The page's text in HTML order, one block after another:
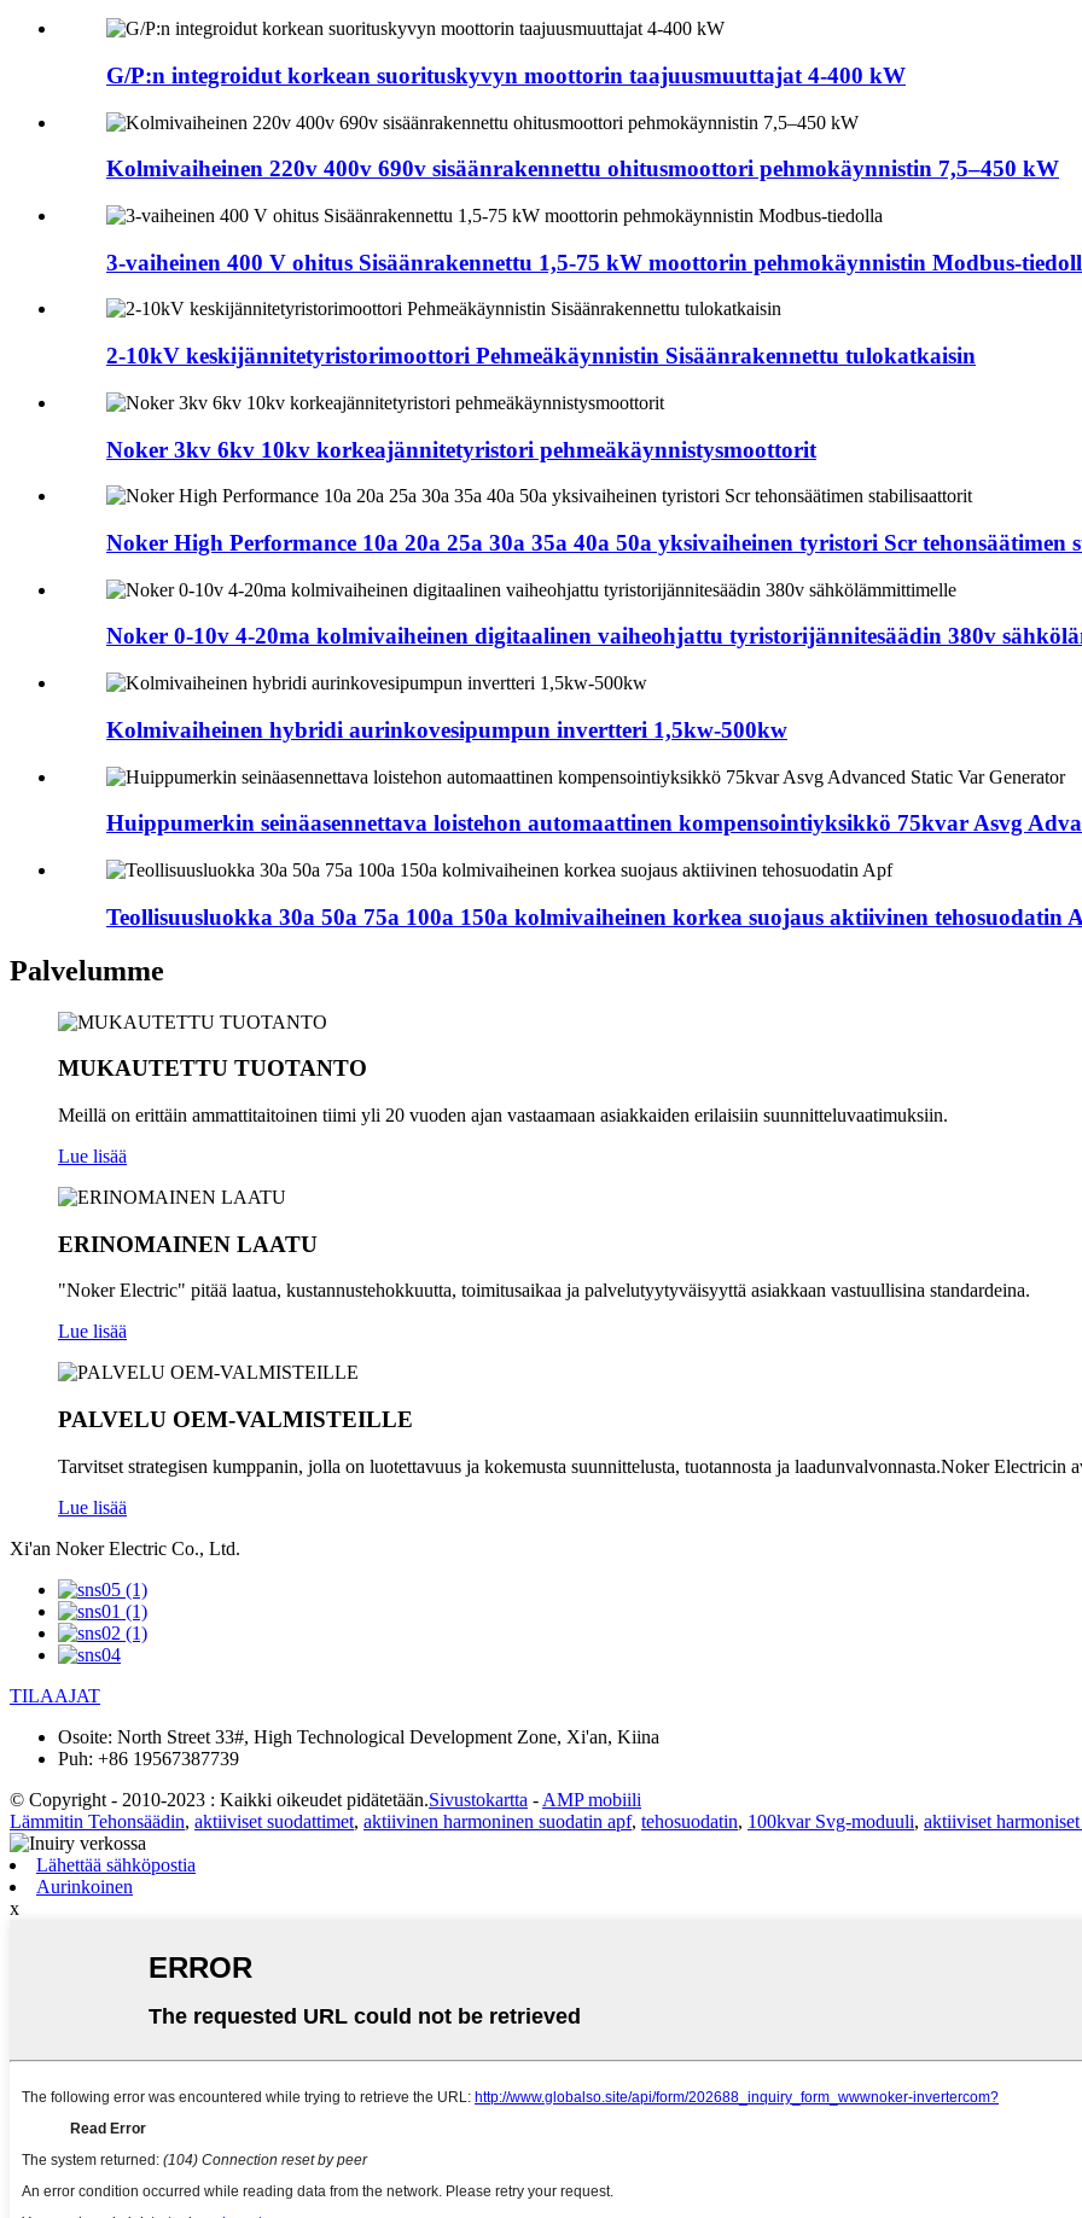
G/P:n integroidut korkean suorituskyvyn moottorin taajuusmuuttajat 4-400 kW
Kolmivaiheinen 220v 400v 690v sisäänrakennettu ohitusmoottori pehmokäynnistin 7,5–450 kW
3-vaiheinen 400 V ohitus Sisäänrakennettu 1,5-75 kW moottorin pehmokäynnistin Modbus-
2-10kV keskijännitetyristorimoottori Pehmeäkäynnistin Sisäänrakennettu tulokatkaisin
Noker 3kv 6kv 10kv korkeajännitetyristori pehmeäkäynnistysmoottorit
Noker High Performance 10a 20a 25a 30a 35a 40a 50a yksivaiheinen tyristori Scr tehonsäätimen
Noker 0-10v 4-20ma kolmivaiheinen digitaalinen vaiheohjattu tyristorijännitesäädin 380v
Kolmivaiheinen hybridi aurinkovesipumpun invertteri 1,5kw-500kw
Huippumerkin seinäasennettava loistehon automaattinen kompensointiyksikkö 75kvar Asvg
Teollisuusluokka 30a 50a 75a 100a 150a kolmivaiheinen korkea suojaus aktiivinen tehosuodatin
Palvelumme
MUKAUTETTU TUOTANTO
Meillä on erittäin ammattitaitoinen tiimi yli 20 vuoden ajan vastaamaan asiakkaiden erilaisiin suunnitteluvaatimuksiin.
Lue lisää
ERINOMAINEN LAATU
"Noker Electric" pitää laatua, kustannustehokkuutta, toimitusaikaa ja palvelutyytyväisyyttä asiakkaan vastuullisina standardeina.
Lue lisää
PALVELU OEM-VALMISTEILLE
Tarvitset strategisen kumppanin, jolla on luotettavuus ja kokemusta suunnittelusta, tuotannosta ja laadunvalvonnasta.Noker Electricin
Lue lisää
Xi'an Noker Electric Co., Ltd.
TILAAJAT
Osoite: North Street 33#, High Technological Development Zone, Xi'an, Kiina
Puh: +86 19567387739
© Copyright - 2010-2023 : Kaikki oikeudet pidätetään.Sivustokartta - AMP mobiili
Lämmitin Tehonsäädin, aktiiviset suodattimet, aktiivinen harmoninen suodatin apf, tehosuodatin, 100kvar Svg-moduuli, aktiiviset
Lähettää sähköpostia
Aurinkoinen
x